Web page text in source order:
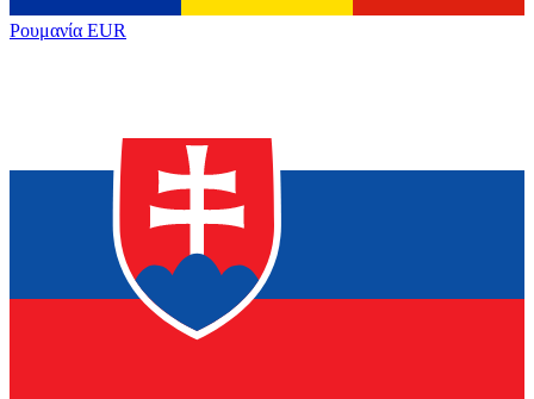
Ρουμανία EUR